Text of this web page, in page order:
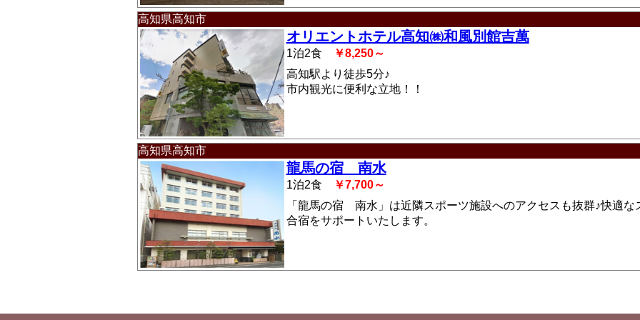
高知県高知市
オリエントホテル高知㈱和風別館吉萬
1泊2食
￥8,250～
高知駅より徒歩5分♪
市内観光に便利な立地！！
高知県高知市
龍馬の宿 南水
1泊2食
￥7,700～
「龍馬の宿 南水」は近隣スポーツ施設へのアクセスも抜群♪快適な
合宿をサポートいたします。